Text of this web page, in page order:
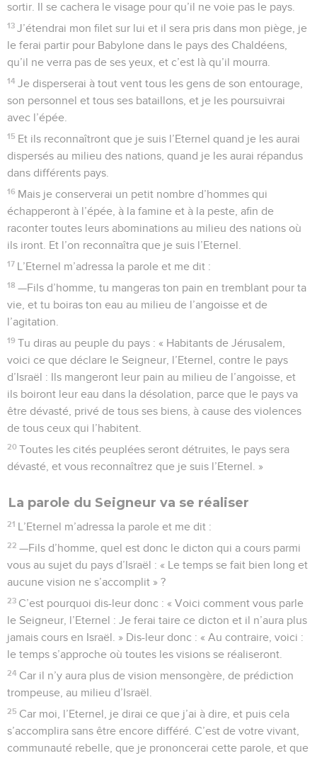
sortir. Il se cachera le visage pour qu’il ne voie pas le pays.
13 J’étendrai mon filet sur lui et il sera pris dans mon piège, je
le ferai partir pour Babylone dans le pays des Chaldéens,
qu’il ne verra pas de ses yeux, et c’est là qu’il mourra.
14 Je disperserai à tout vent tous les gens de son entourage,
son personnel et tous ses bataillons, et je les poursuivrai
avec l’épée.
15 Et ils reconnaîtront que je suis l’Eternel quand je les aurai
dispersés au milieu des nations, quand je les aurai répandus
dans différents pays.
16 Mais je conserverai un petit nombre d’hommes qui
échapperont à l’épée, à la famine et à la peste, afin de
raconter toutes leurs abominations au milieu des nations où
ils iront. Et l’on reconnaîtra que je suis l’Eternel.
17 L’Eternel m’adressa la parole et me dit :
18 —Fils d’homme, tu mangeras ton pain en tremblant pour ta
vie, et tu boiras ton eau au milieu de l’angoisse et de
l’agitation.
19 Tu diras au peuple du pays : « Habitants de Jérusalem,
voici ce que déclare le Seigneur, l’Eternel, contre le pays
d’Israël : Ils mangeront leur pain au milieu de l’angoisse, et
ils boiront leur eau dans la désolation, parce que le pays va
être dévasté, privé de tous ses biens, à cause des violences
de tous ceux qui l’habitent.
20 Toutes les cités peuplées seront détruites, le pays sera
dévasté, et vous reconnaîtrez que je suis l’Eternel. »
La parole du Seigneur va se réaliser
21 L’Eternel m’adressa la parole et me dit :
22 —Fils d’homme, quel est donc le dicton qui a cours parmi
vous au sujet du pays d’Israël : « Le temps se fait bien long et
aucune vision ne s’accomplit » ?
23 C’est pourquoi dis-leur donc : « Voici comment vous parle
le Seigneur, l’Eternel : Je ferai taire ce dicton et il n’aura plus
jamais cours en Israël. » Dis-leur donc : « Au contraire, voici :
le temps s’approche où toutes les visions se réaliseront.
24 Car il n’y aura plus de vision mensongère, de prédiction
trompeuse, au milieu d’Israël.
25 Car moi, l’Eternel, je dirai ce que j’ai à dire, et puis cela
s’accomplira sans être encore différé. C’est de votre vivant,
communauté rebelle, que je prononcerai cette parole, et que